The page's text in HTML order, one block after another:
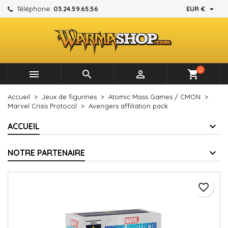
Téléphone: 03.24.59.65.56 EUR € 
   shopping_cart0
Accueil Jeux de figurines
Atomic Mass Games / CMON
Marvel Crisis Protocol
Avengers affiliation pack
ACCUEIL
NOTRE PARTENAIRE
favorite_border
Mes listes d'envies ×
Créer une nouvelle liste
Créer une liste d'envies ×
Nom de la liste d'envies
Annuler Créer une liste d'envies
Connexion ×
Vous devez être connecté pour ajouter des produits à
votre liste d'envies.